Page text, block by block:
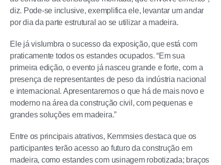
diz. Pode-se inclusive, exemplifica ele, levantar um andar
por dia da parte estrutural ao se utilizar a madeira.
Ele já vislumbra o sucesso da exposição, que está com
praticamente todos os estandes ocupados. “Em sua
primeira edição, o evento já nasceu grande e forte, com a
presença de representantes de peso da indústria nacional
e internacional. Apresentaremos o que há de mais novo e
moderno na área da construção civil, com pequenas e
grandes soluções em madeira.”
Entre os principais atrativos, Kemmsies destaca que os
participantes terão acesso ao futuro da construção em
madeira, como estandes com usinagem robotizada; braços